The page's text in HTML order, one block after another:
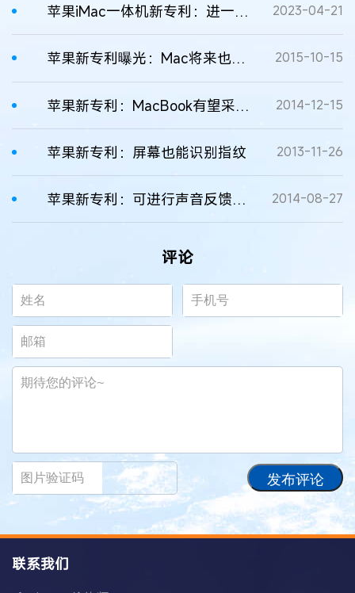
苹果iMac一体机新专利：进一步扩展用户屏幕 2023-04-21
苹果新专利曝光：Mac将来也要有Touch ID 2015-10-15
苹果新专利：MacBook有望采用触感键盘 2014-12-15
苹果新专利：屏幕也能识别指纹 2013-11-26
苹果新专利：可进行声音反馈的柔性屏幕 2014-08-27
评论
发布评论
联系我们